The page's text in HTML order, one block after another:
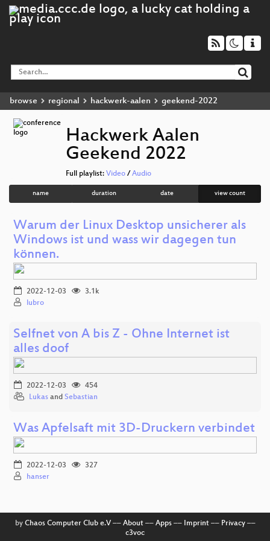
browse regional hackwerk-aalen geekend-2022
Hackwerk Aalen
Geekend 2022
Full playlist:Video /Audio
name duration date view count
Warum der Linux Desktop unsicherer als
Windows ist und wass wir dagegen tun
können.
2022-12-03
3.1k
lubro
Selfnet von A bis Z - Ohne Internet ist
alles doof
2022-12-03
454
Lukas and Sebastian
Was Apfelsaft mit 3D-Druckern verbindet
2022-12-03
327
hanser
by Chaos Computer Club e.V–– About–– Apps–– Imprint–– Privacy––
c3voc